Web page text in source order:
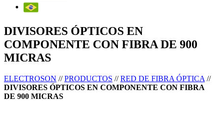
DIVISORES ÓPTICOS EN
COMPONENTE CON FIBRA DE 900
MICRAS
ELECTROSON //PRODUCTOS //RED DE FIBRA ÓPTICA //
DIVISORES ÓPTICOS EN COMPONENTE CON FIBRA
DE 900 MICRAS